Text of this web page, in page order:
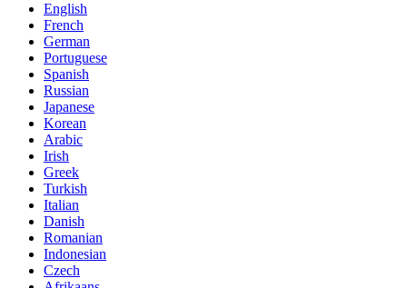
English
French
German
Portuguese
Spanish
Russian
Japanese
Korean
Arabic
Irish
Greek
Turkish
Italian
Danish
Romanian
Indonesian
Czech